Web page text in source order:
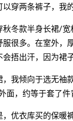
穿两条裤子，我
秋冬款半身长裙/宽
很多。在室外，
捂出汗，因为裙
，我倾向于选无袖
面，约等于套了件
优衣库买的保暖